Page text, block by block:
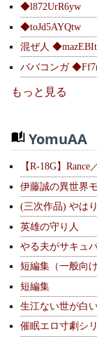
◆l872UrR6yw
◆toJd5AYQtw
混ぜ人
ババコンガ
もっと見る
YomuAA
【R-18G】
伊藤誠の異世界
(三次作品) やは
英雄の守り人
やる夫がサキュ
短編集（一般向け
短編集
生江ない世が白
催眠エロ寸劇シ